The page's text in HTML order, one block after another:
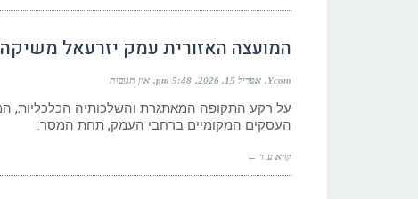
המועצה האזורית עמק יזרעאל
Ycom אפריל 15, 2026 5:48 pm אין תגובות
על רקע התקופה המאתגרת והשלכותיה הכלכליות,
העסקים המקומיים ברחבי העמק, תחת המסר:
קרא עוד ←